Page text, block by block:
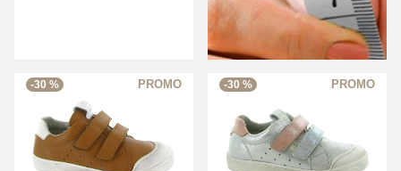
-30 % -30 %